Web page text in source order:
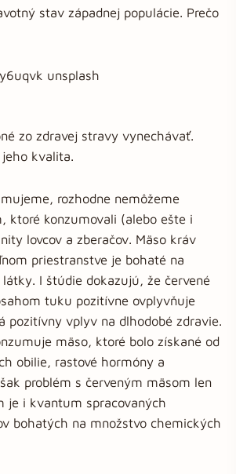
stav západnej populácie. Prečo
zo zdravej stravy vynechávať.
kvalita.
rozhodne nemôžeme
ktoré konzumovali (alebo ešte i
lovcov a zberačov. Mäso kráv
priestranstve je bohaté na
I štúdie dokazujú, že červené
tuku pozitívne ovplyvňuje
pozitívny vplyv na dlhodobé zdravie.
mäso, ktoré bolo získané od
obilie, rastové hormóny a
problém s červeným mäsom len
je i kvantum spracovaných
bohatých na množstvo chemických